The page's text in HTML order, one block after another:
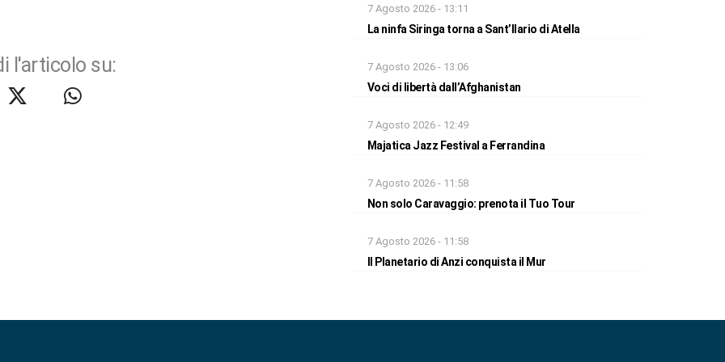
l'articolo su:
7 Agosto 2026 - 13:11
La ninfa Siringa torna a Sant’Ilario di Atella
7 Agosto 2026 - 13:06
Voci di libertà dall’Afghanistan
7 Agosto 2026 - 12:49
Majatica Jazz Festival a Ferrandina
7 Agosto 2026 - 11:58
Non solo Caravaggio: prenota il Tuo Tour
7 Agosto 2026 - 11:58
Il Planetario di Anzi conquista il Mur